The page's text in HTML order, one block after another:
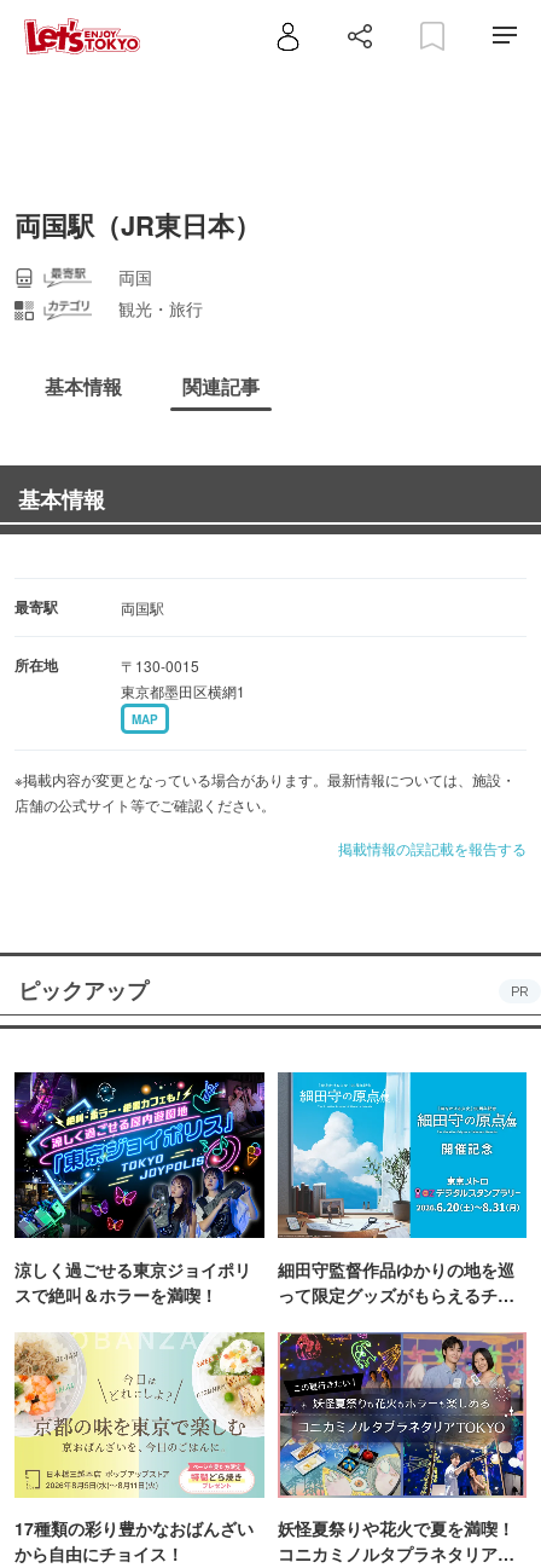
両国駅（JR東日本）
両国
観光・旅行
基本情報 関連記事
基本情報
最寄駅 両国駅
所在地
〒130-0015
東京都墨田区横網1
MAP
※掲載内容が変更となっている場合があります。最新情報については、施設・
店舗の公式サイト等でご確認ください。
掲載情報の誤記載を報告する
ピックアップ PR
涼しく過ごせる東京ジョイポリ
スで絶叫＆ホラーを満喫！
細田守監督作品ゆかりの地を巡
って限定グッズがもらえるチャ
17種類の彩り豊かなおばんざい
から自由にチョイス！
妖怪夏祭りや花火で夏を満喫！
コニカミノルタプラネタリア